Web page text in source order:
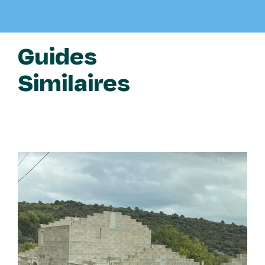
Guides
Similaires